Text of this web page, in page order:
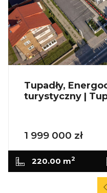
Tupadły,
turystyczny |
1 999 000 zł
220.00 m2